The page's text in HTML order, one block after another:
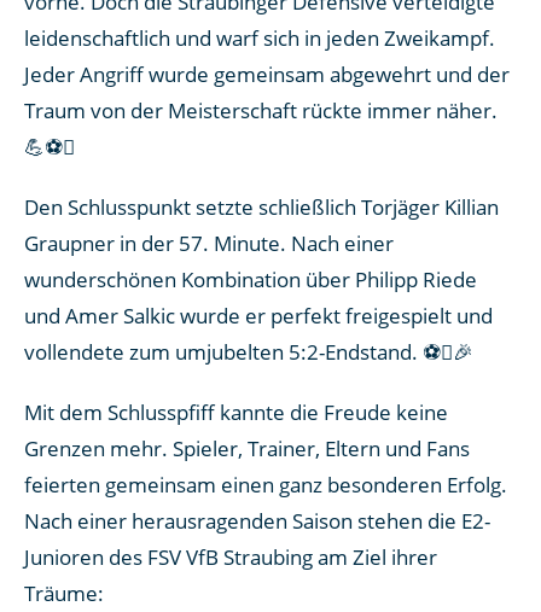
leidenschaftlich und warf sich in jeden Zweikampf.
Jeder Angriff wurde gemeinsam abgewehrt und der
Traum von der Meisterschaft rückte immer näher.
💪⚽
Den Schlusspunkt setzte schließlich Torjäger Killian
Graupner in der 57. Minute. Nach einer
wunderschönen Kombination über Philipp Riede
und Amer Salkic wurde er perfekt freigespielt und
vollendete zum umjubelten 5:2-Endstand. ⚽🎉
Mit dem Schlusspfiff kannte die Freude keine
Grenzen mehr. Spieler, Trainer, Eltern und Fans
feierten gemeinsam einen ganz besonderen Erfolg.
Nach einer herausragenden Saison stehen die E2-
Junioren des FSV VfB Straubing am Ziel ihrer
Träume: